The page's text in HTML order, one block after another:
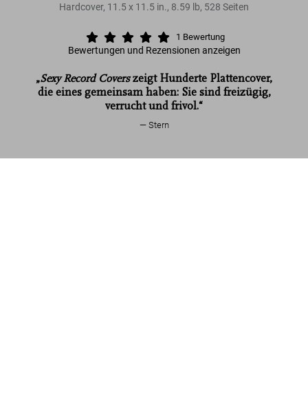
Hardcover, 11.5x 11.5 in., 8.59 lb, 528 Seiten
1 Bewertung
Bewertungen und Rezensionen anzeigen
„Sexy Record Coverszeigt Hunderte Plattencover,
die eines gemeinsam haben: Sie sind freizügig,
verrucht und frivol.“
Stern
Sexy Record Covers